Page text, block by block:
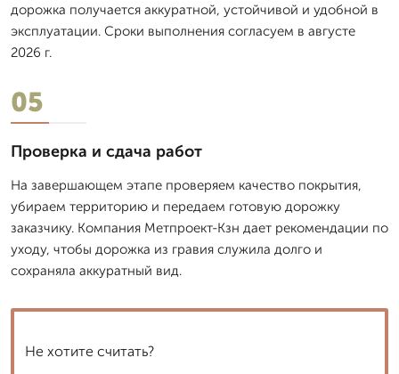
дорожка получается аккуратной, устойчивой и удобной в
эксплуатации. Сроки выполнения согласуем в августе
2026 г.
05
Проверка и сдача работ
На завершающем этапе проверяем качество покрытия,
убираем территорию и передаем готовую дорожку
заказчику. Компания Метпроект-Кзн дает рекомендации по
уходу, чтобы дорожка из гравия служила долго и
сохраняла аккуратный вид.
Не хотите считать?